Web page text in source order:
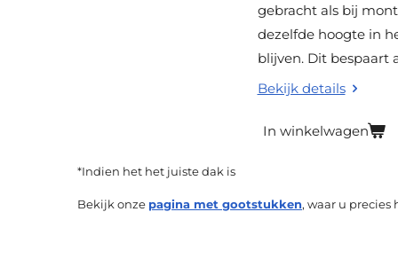
gebracht als bij
dezelfde hoogte in
blijven. Dit bespaart
Bekijk details
In winkelwagen
*Indien het het juiste dak is
Bekijk onze pagina met gootstukken, waar u